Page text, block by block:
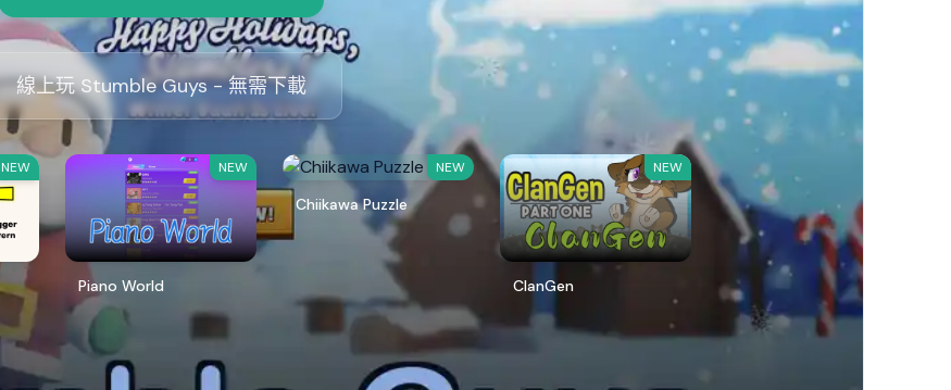
線上玩 Stumble Guys - 無需下載
NEW NEW
Piano World
NEW
Chiikawa Puzzle
NEW
ClanGen